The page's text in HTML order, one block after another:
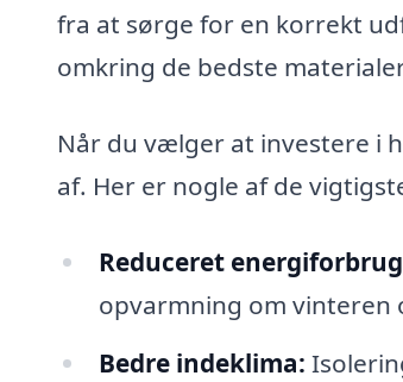
fra at sørge for en korrekt
omkring de bedste
Når du vælger at investere i
af. Her er nogle af de
Reduceret
opvarmning om vinteren
Bedre indeklima: